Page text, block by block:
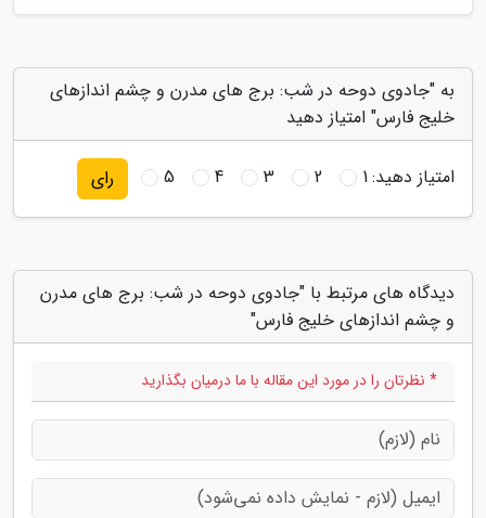
به "جادوی دوحه در شب: برج های مدرن و چشم اندازهای
خلیج فارس" امتیاز دهید
امتیاز دهید:1
2
3
4
5 رای
دیدگاه های مرتبط با "جادوی دوحه در شب: برج های مدرن
و چشم اندازهای خلیج فارس"
* نظرتان را در مورد این مقاله با ما درمیان بگذارید